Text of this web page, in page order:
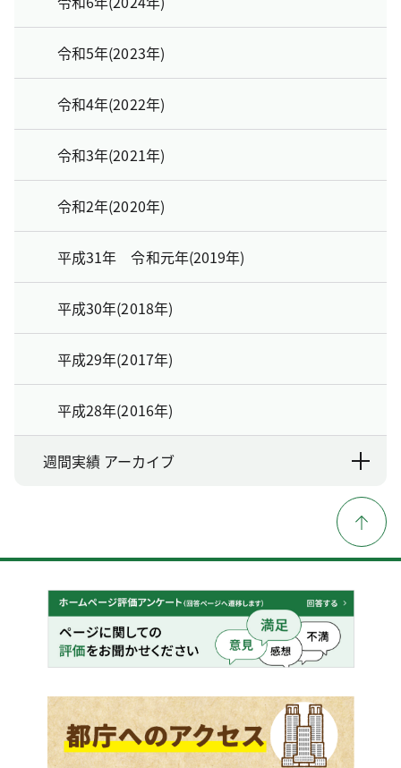
令和5年(2023年)
令和4年(2022年)
令和3年(2021年)
令和2年(2020年)
平成31年 令和元年(2019年)
平成30年(2018年)
平成29年(2017年)
平成28年(2016年)
週間実績 アーカイブ